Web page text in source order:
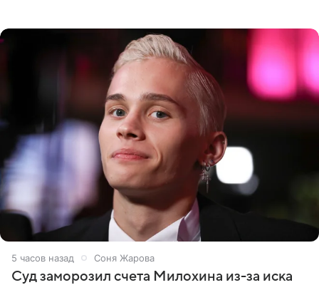
5 часов назад Соня Жарова
Суд заморозил счета Милохина из-за иска